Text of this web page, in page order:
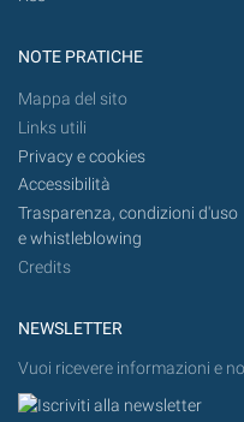
NOTE PRATICHE
Mappa del sito
Links utili
Privacy e cookies
Accessibilità
Trasparenza, condizioni d'uso
e whistleblowing
Credits
NEWSLETTER
Vuoi ricevere informazioni e